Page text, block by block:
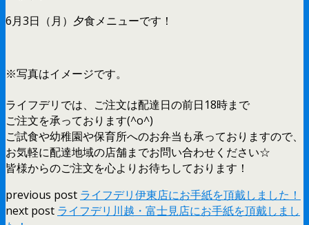
6月3日（月）夕食メニューです！
※写真はイメージです。
ライフデリでは、ご注文は配達日の前日18時まで
ご注文を承っております(^o^)
ご試食や幼稚園や保育所へのお弁当も承っておりますので、
お気軽に配達地域の店舗までお問い合わせください☆
皆様からのご注文を心よりお待ちしております！
previous post ライフデリ伊東店にお手紙を頂戴しました！
next post ライフデリ川越・富士見店にお手紙を頂戴しまし